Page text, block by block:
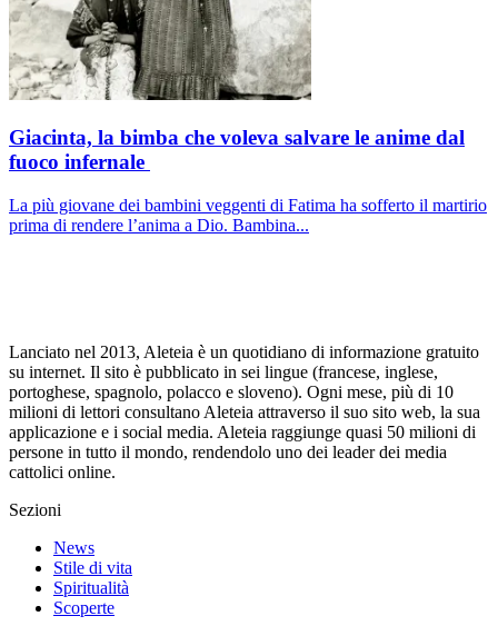
Giacinta, la bimba che voleva salvare le anime dal
fuoco infernale
La più giovane dei bambini veggenti di Fatima ha sofferto il martirio
prima di rendere l’anima a Dio. Bambina...
Lanciato nel 2013, Aleteia è un quotidiano di informazione gratuito
su internet. Il sito è pubblicato in sei lingue (francese, inglese,
portoghese, spagnolo, polacco e sloveno). Ogni mese, più di 10
milioni di lettori consultano Aleteia attraverso il suo sito web, la sua
applicazione e i social media. Aleteia raggiunge quasi 50 milioni di
persone in tutto il mondo, rendendolo uno dei leader dei media
cattolici online.
Sezioni
News
Stile di vita
Spiritualità
Scoperte